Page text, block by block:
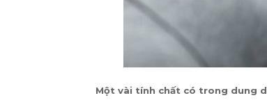
Một vài tính chất có trong dung